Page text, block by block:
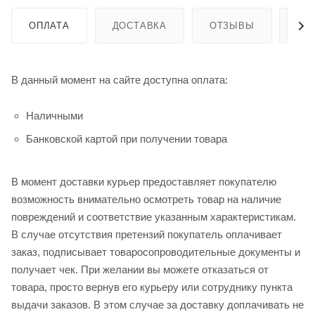
ОПЛАТА ДОСТАВКА ОТЗЫВЫ
В данный момент на сайте доступна оплата:
Наличными
Банковской картой при получении товара
В момент доставки курьер предоставляет покупателю
возможность внимательно осмотреть товар на наличие
повреждений и соответствие указанным характеристикам.
В случае отсутствия претензий покупатель оплачивает
заказ, подписывает товаросопроводительные документы и
получает чек. При желании вы можете отказаться от
товара, просто вернув его курьеру или сотруднику пункта
выдачи заказов. В этом случае за доставку доплачивать не